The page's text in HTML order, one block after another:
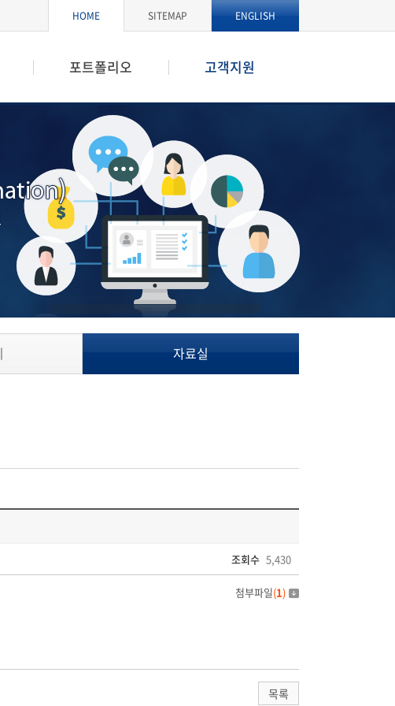
HOME SITEMAP ENGLISH
포트폴리오 고객지원
자료실
조회수 5,430
첨부파일(1)
목록